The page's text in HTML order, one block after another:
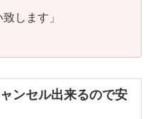
します」
ンセル出来るので安